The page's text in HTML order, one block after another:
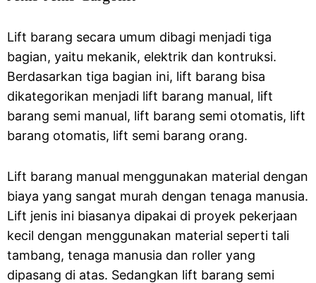
Lift barang secara umum dibagi menjadi tiga
bagian, yaitu mekanik, elektrik dan kontruksi.
Berdasarkan tiga bagian ini, lift barang bisa
dikategorikan menjadi lift barang manual, lift
barang semi manual, lift barang semi otomatis, lift
barang otomatis, lift semi barang orang.
Lift barang manual menggunakan material dengan
biaya yang sangat murah dengan tenaga manusia.
Lift jenis ini biasanya dipakai di proyek pekerjaan
kecil dengan menggunakan material seperti tali
tambang, tenaga manusia dan roller yang
dipasang di atas. Sedangkan lift barang semi